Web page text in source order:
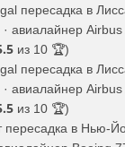
пересадка в
· авиалайнер
из 10 🏆)
пересадка в
· авиалайнер
из 10 🏆)
в Нью-